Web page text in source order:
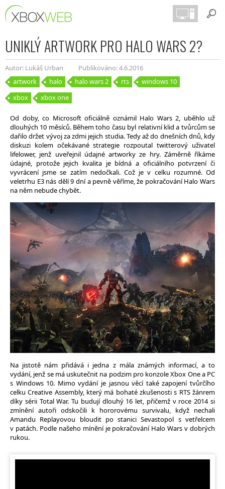
UNIKLÝ ARTWORK PRO HALO WARS 2?
Autor: Lukáš Urban
Publikováno: 4.6.2016
artwork
halo halo wars 2 rts
windows 10
xbox
xbox one
Od doby, co Microsoft oficiálně oznámil Halo Wars 2, uběhlo už
dlouhých 10 měsíců. Během toho času byl relativní klid a tvůrcům se
dařilo držet vývoj za zdmi jejich studia. Tedy až do dnešních dnů, kdy
diskuzi kolem očekávané strategie rozpoutal twitterový uživatel
lifelower, jenž uveřejnil údajné artworky ze hry. Záměrně říkáme
údajné, protože jejich kvalita je bídná a oficiálního potvrzení či
vyvrácení jsme se zatím nedočkali. Což je v celku rozumné. Od
veletrhu E3 nás dělí 9 dní a pevně věříme, že pokračování Halo Wars
na něm nebude chybět.
Na jistotě nám přidává i jedna z mála známých informací, a to
vydání, jenž se má uskutečnit na podzim pro konzole Xbox One a PC
s Windows 10. Mimo vydání je jasnou věcí také zapojení tvůrčího
celku Creative Assembly, který má bohaté zkušenosti s RTS žánrem
díky sérii Total War. Tu budují dlouhý 16 let, přičemž v roce 2014 si
zmínění autoři odskočili k hororovému survivalu, když nechali
Amandu Replayovou bloudit po stanici Sevastopol s vetřelcem
v patách. Podle našeho mínění je pokračování Halo Wars v dobrých
rukou.